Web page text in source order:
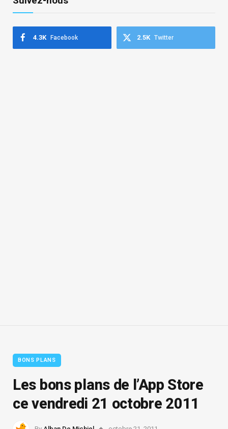
Facebook
4.3K Twitter
2.5K
BONS PLANS
Les bons plans de l’App Store
ce vendredi 21 octobre 2011